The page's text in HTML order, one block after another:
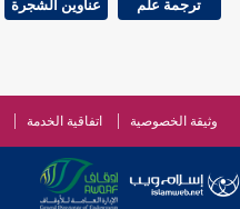
ترجمة علم عناوين الشجرة
وثيقة الخصوصية اتفاقية الخدمة